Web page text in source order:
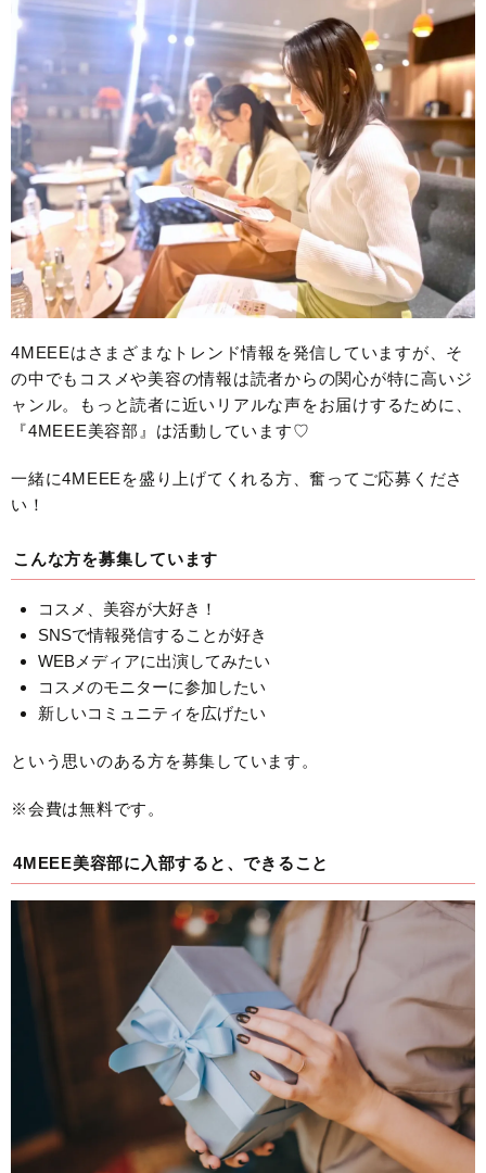
4MEEEはさまざまなトレンド情報を発信していますが、そ
の中でもコスメや美容の情報は読者からの関心が特に高いジ
ャンル。もっと読者に近いリアルな声をお届けするために、
『4MEEE美容部』は活動しています♡
一緒に4MEEEを盛り上げてくれる方、奮ってご応募くださ
い！
こんな方を募集しています
コスメ、美容が大好き！
SNSで情報発信することが好き
WEBメディアに出演してみたい
コスメのモニターに参加したい
新しいコミュニティを広げたい
という思いのある方を募集しています。
※会費は無料です。
4MEEE美容部に入部すると、できること